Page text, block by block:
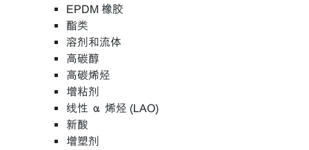
EPDM 橡胶
酯类
溶剂和流体
高碳醇
高碳烯烃
增粘剂
线性 α 烯烃 (LAO)
新酸
增塑剂